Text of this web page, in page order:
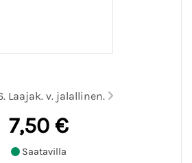
Laajak. v. jalallinen.
7,50 €
Saatavilla